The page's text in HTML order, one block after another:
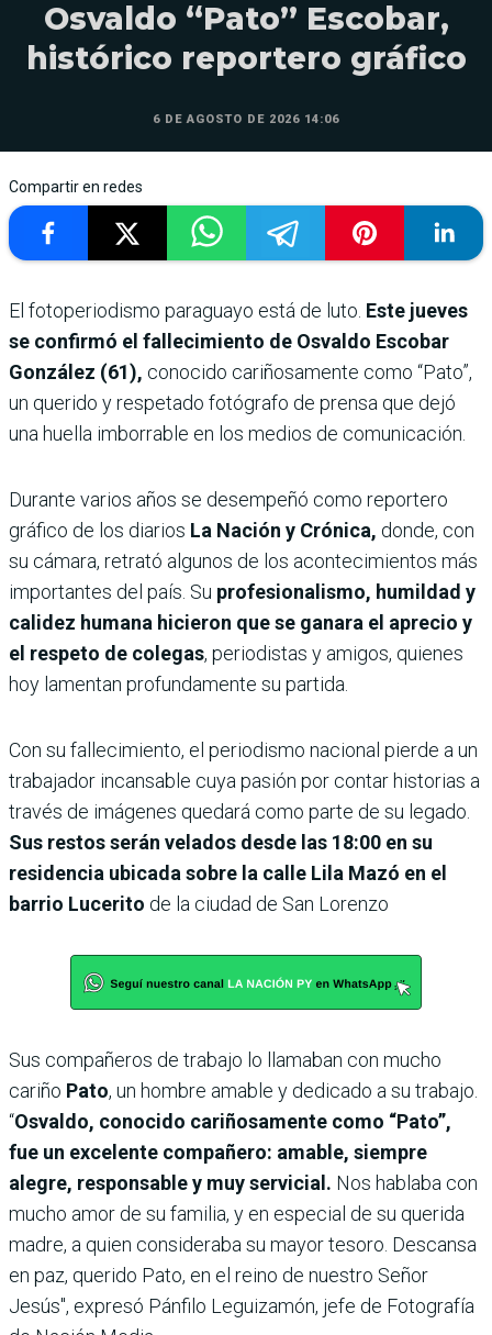
Osvaldo “Pato” Escobar,
histórico reportero gráfico
6 DE AGOSTO DE 2026 14:06
Compartir en redes
El fotoperiodismo paraguayo está de luto. Este jueves
se confirmó el fallecimiento de Osvaldo Escobar
González (61), conocido cariñosamente como “Pato”,
un querido y respetado fotógrafo de prensa que dejó
una huella imborrable en los medios de comunicación.
Durante varios años se desempeñó como reportero
gráfico de los diarios La Nación y Crónica, donde, con
su cámara, retrató algunos de los acontecimientos más
importantes del país. Su profesionalismo, humildad y
calidez humana hicieron que se ganara el aprecio y
el respeto de colegas, periodistas y amigos, quienes
hoy lamentan profundamente su partida.
Con su fallecimiento, el periodismo nacional pierde a un
trabajador incansable cuya pasión por contar historias a
través de imágenes quedará como parte de su legado.
Sus restos serán velados desde las 18:00 en su
residencia ubicada sobre la calle Lila Mazó en el
barrio Lucerito de la ciudad de San Lorenzo
Sus compañeros de trabajo lo llamaban con mucho
cariño Pato, un hombre amable y dedicado a su trabajo.
“Osvaldo, conocido cariñosamente como “Pato”,
fue un excelente compañero: amable, siempre
alegre, responsable y muy servicial. Nos hablaba con
mucho amor de su familia, y en especial de su querida
madre, a quien consideraba su mayor tesoro. Descansa
en paz, querido Pato, en el reino de nuestro Señor
Jesús", expresó Pánfilo Leguizamón, jefe de Fotografía